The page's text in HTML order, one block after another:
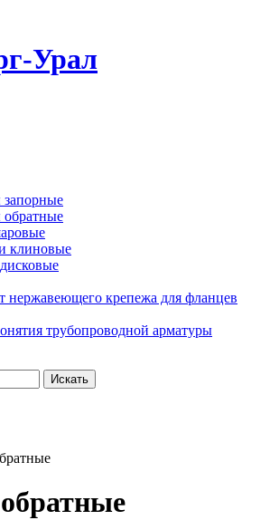
Урал
клиновые
нержавеющего крепежа для фланцев
трубопроводной арматуры